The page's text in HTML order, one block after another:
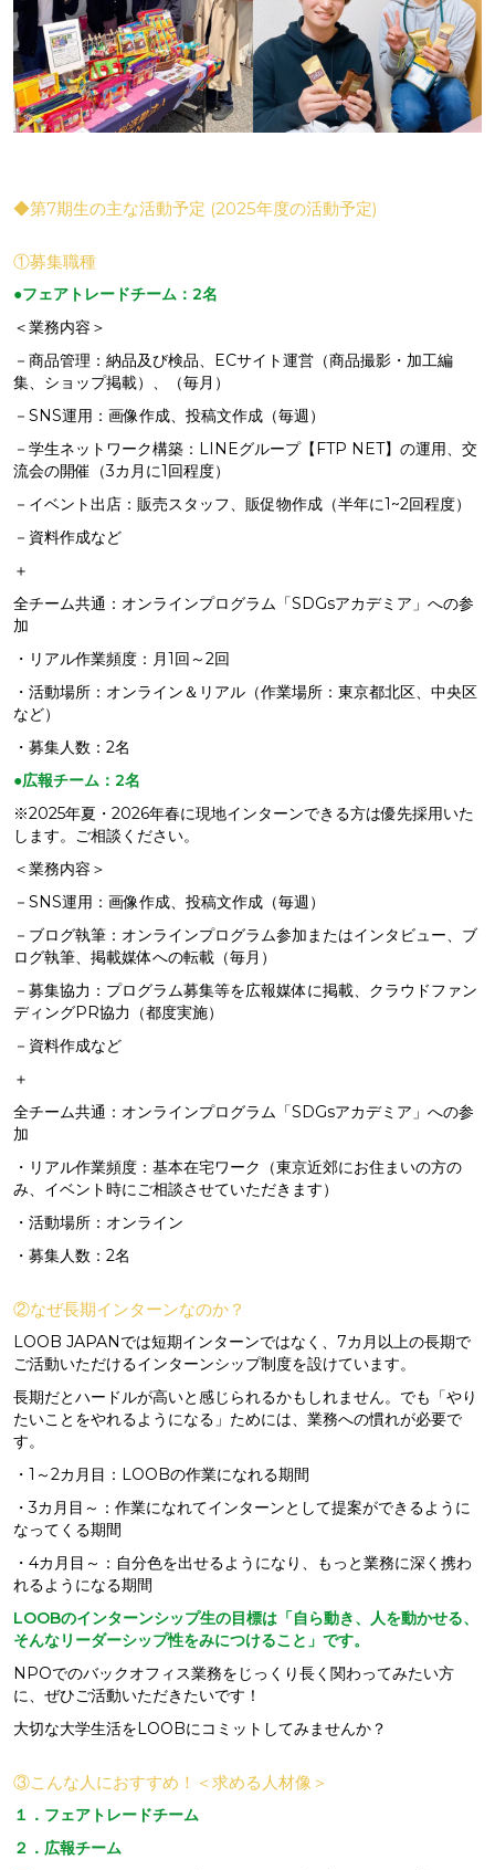
◆第7期生の主な活動予定 (2025年度の活動予定)
①募集職種
●フェアトレードチーム：2名
＜業務内容＞
－商品管理：納品及び検品、ECサイト運営（商品撮影・加工編
集、ショップ掲載）、（毎月）
－SNS運用：画像作成、投稿文作成（毎週）
－学生ネットワーク構築：LINEグループ【FTP NET】の運用、交
流会の開催（3カ月に1回程度）
－イベント出店：販売スタッフ、販促物作成（半年に1~2回程度）
－資料作成など
＋
全チーム共通：オンラインプログラム「SDGsアカデミア」への参
加
・リアル作業頻度：月1回～2回
・活動場所：オンライン＆リアル（作業場所：東京都北区、中央区
など）
・募集人数：2名
●広報チーム：2名
※2025年夏・2026年春に現地インターンできる方は優先採用いた
します。ご相談ください。
＜業務内容＞
－SNS運用：画像作成、投稿文作成（毎週）
－ブログ執筆：オンラインプログラム参加またはインタビュー、ブ
ログ執筆、掲載媒体への転載（毎月）
－募集協力：プログラム募集等を広報媒体に掲載、クラウドファン
ディングPR協力（都度実施）
－資料作成など
＋
全チーム共通：オンラインプログラム「SDGsアカデミア」への参
加
・リアル作業頻度：基本在宅ワーク（東京近郊にお住まいの方の
み、イベント時にご相談させていただきます）
・活動場所：オンライン
・募集人数：2名
②なぜ長期インターンなのか？
LOOB JAPANでは短期インターンではなく、7カ月以上の長期で
ご活動いただけるインターンシップ制度を設けています。
長期だとハードルが高いと感じられるかもしれません。でも「やり
たいことをやれるようになる」ためには、業務への慣れが必要で
す。
・1～2カ月目：LOOBの作業になれる期間
・3カ月目～：作業になれてインターンとして提案ができるように
なってくる期間
・4カ月目～：自分色を出せるようになり、もっと業務に深く携わ
れるようになる期間
LOOBのインターンシップ生の目標は「自ら動き、人を動かせる、
そんなリーダーシップ性をみにつけること」です。
NPOでのバックオフィス業務をじっくり長く関わってみたい方
に、ぜひご活動いただきたいです！
大切な大学生活をLOOBにコミットしてみませんか？
③こんな人におすすめ！＜求める人材像＞
１．フェアトレードチーム
２．広報チーム